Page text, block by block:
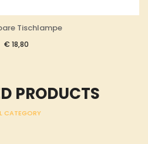
Tischlampe
€ 18,80
PRODUCTS
CATEGORY